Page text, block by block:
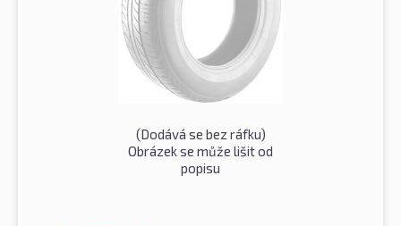
(Dodává se bez ráfku)
Obrázek se může lišit od
popisu